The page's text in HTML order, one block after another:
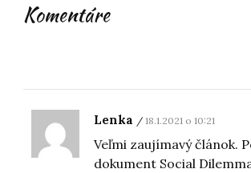
Komentáre
Lenka 18.1.2021 o 10:21
Veľmi zaujímavý článok.
dokument Social